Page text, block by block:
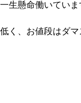
生懸命働いていま
く、お値段はダ